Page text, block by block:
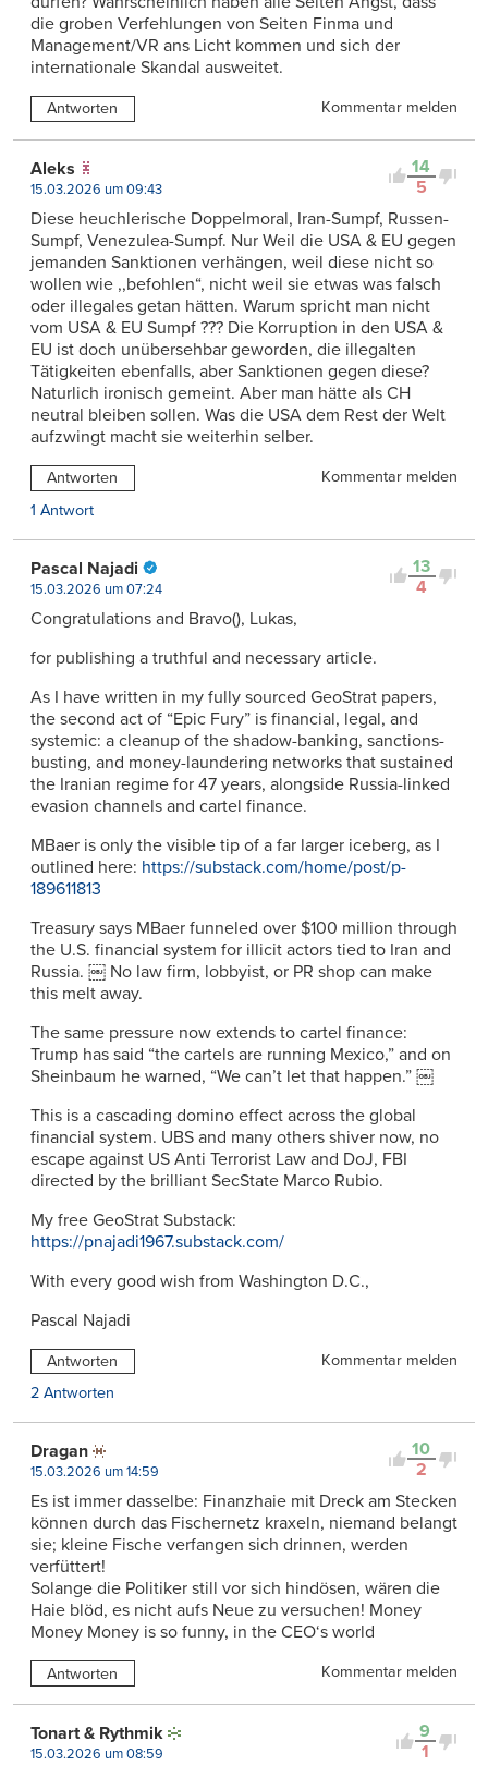
die groben Verfehlungen von Seiten Finma und
Management/VR ans Licht kommen und sich der
internationale Skandal ausweitet.
Antworten Kommentar melden
14
5
Aleks
15.03.2026 um 09:43
Diese heuchlerische Doppelmoral, Iran-Sumpf, Russen-
Sumpf, Venezulea-Sumpf. Nur Weil die USA & EU gegen
jemanden Sanktionen verhängen, weil diese nicht so
wollen wie ,,befohlen“, nicht weil sie etwas was falsch
oder illegales getan hätten. Warum spricht man nicht
vom USA & EU Sumpf ??? Die Korruption in den USA &
EU ist doch unübersehbar geworden, die illegalten
Tätigkeiten ebenfalls, aber Sanktionen gegen diese?
Naturlich ironisch gemeint. Aber man hätte als CH
neutral bleiben sollen. Was die USA dem Rest der Welt
aufzwingt macht sie weiterhin selber.
Antworten
Kommentar melden
1 Antwort
13
4
Pascal Najadi
15.03.2026 um 07:24
Congratulations and Bravo(), Lukas,
for publishing a truthful and necessary article.
As I have written in my fully sourced GeoStrat papers,
the second act of “Epic Fury” is financial, legal, and
systemic: a cleanup of the shadow-banking, sanctions-
busting, and money-laundering networks that sustained
the Iranian regime for 47 years, alongside Russia-linked
evasion channels and cartel finance.
MBaer is only the visible tip of a far larger iceberg, as I
outlined here: https://substack.com/home/post/p-
189611813
Treasury says MBaer funneled over $100 million through
the U.S. financial system for illicit actors tied to Iran and
Russia. ￼ No law firm, lobbyist, or PR shop can make
this melt away.
The same pressure now extends to cartel finance:
Trump has said “the cartels are running Mexico,” and on
Sheinbaum he warned, “We can’t let that happen.” ￼
This is a cascading domino effect across the global
financial system. UBS and many others shiver now, no
escape against US Anti Terrorist Law and DoJ, FBI
directed by the brilliant SecState Marco Rubio.
My free GeoStrat Substack:
https://pnajadi1967.substack.com/
With every good wish from Washington D.C.,
Pascal Najadi
Antworten
Kommentar melden
2 Antworten
10
2
Dragan
15.03.2026 um 14:59
Es ist immer dasselbe: Finanzhaie mit Dreck am Stecken
können durch das Fischernetz kraxeln, niemand belangt
sie; kleine Fische verfangen sich drinnen, werden
verfüttert!
Solange die Politiker still vor sich hindösen, wären die
Haie blöd, es nicht aufs Neue zu versuchen! Money
Money Money is so funny, in the CEO‘s world
Antworten Kommentar melden
9
1
Tonart & Rythmik
15.03.2026 um 08:59